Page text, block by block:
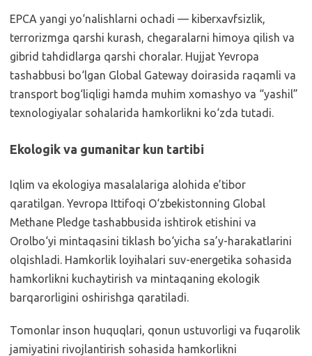
EPCA yangi yo‘nalishlarni ochadi — kiberxavfsizlik,
terrorizmga qarshi kurash, chegaralarni himoya qilish va
gibrid tahdidlarga qarshi choralar. Hujjat Yevropa
tashabbusi bo‘lgan Global Gateway doirasida raqamli va
transport bog‘liqligi hamda muhim xomashyo va “yashil”
texnologiyalar sohalarida hamkorlikni ko‘zda tutadi.
Ekologik va gumanitar kun tartibi
Iqlim va ekologiya masalalariga alohida e’tibor
qaratilgan. Yevropa Ittifoqi O‘zbekistonning Global
Methane Pledge tashabbusida ishtirok etishini va
Orolbo‘yi mintaqasini tiklash bo‘yicha sa’y-harakatlarini
olqishladi. Hamkorlik loyihalari suv-energetika sohasida
hamkorlikni kuchaytirish va mintaqaning ekologik
barqarorligini oshirishga qaratiladi.
Tomonlar inson huquqlari, qonun ustuvorligi va fuqarolik
jamiyatini rivojlantirish sohasida hamkorlikni